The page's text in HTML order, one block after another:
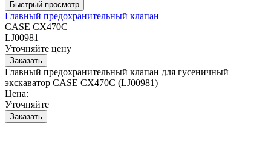
Главный предохранительный клапан
CASE CX470C
LJ00981
Уточняйте цену
Главный предохранительный клапан для гусеничный
экскаватор CASE CX470C (LJ00981)
Цена:
Уточняйте